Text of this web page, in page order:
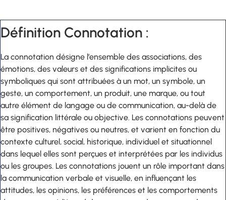
Définition Connotation :
La connotation désigne l’ensemble des associations, des
émotions, des valeurs et des significations implicites ou
symboliques qui sont attribuées à un mot, un symbole, un
geste, un comportement, un produit, une marque, ou tout
autre élément de langage ou de communication, au-delà de
sa signification littérale ou objective. Les connotations peuvent
être positives, négatives ou neutres, et varient en fonction du
contexte culturel, social, historique, individuel et situationnel
dans lequel elles sont perçues et interprétées par les individus
ou les groupes. Les connotations jouent un rôle important dans
la communication verbale et visuelle, en influençant les
attitudes, les opinions, les préférences et les comportements